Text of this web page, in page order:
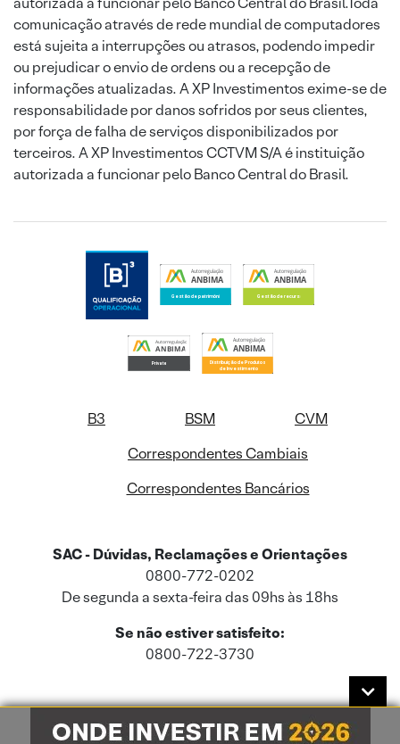
comunicação através de rede mundial de computadores
está sujeita a interrupções ou atrasos, podendo impedir
ou prejudicar o envio de ordens ou a recepção de
informações atualizadas. A XP Investimentos exime-se de
responsabilidade por danos sofridos por seus clientes,
por força de falha de serviços disponibilizados por
terceiros. A XP Investimentos CCTVM S/A é instituição
autorizada a funcionar pelo Banco Central do Brasil.
B3 BSM
CVM
Correspondentes Cambiais
Correspondentes Bancários
SAC - Dúvidas, Reclamações e Orientações
0800-772-0202
De segunda a sexta-feira das 09hs às 18hs
Se não estiver satisfeito:
0800-722-3730
Este site usa cookies e dados pessoais de acordo com a nossaPolítica de
Cookies
e a nossaPolítica de Privacidade.